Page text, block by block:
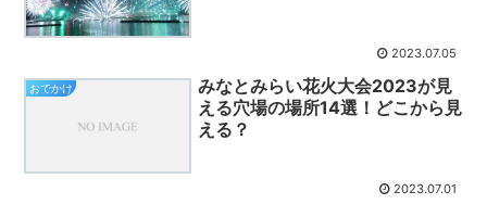
2023.07.05
おでかけ
みなとみらい花火大会2023が見
える穴場の場所14選！どこから見
える？
2023.07.01